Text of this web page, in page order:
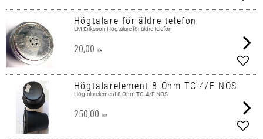
Högtalare för äldre telefon
LM Eriksson Högtalare för äldre telefon
20,00 KR
Add
Högtalarelement 8 Ohm TC-4/F NOS
Högtalarelement 8 Ohm TC-4/F NOS
250,00 KR
Add